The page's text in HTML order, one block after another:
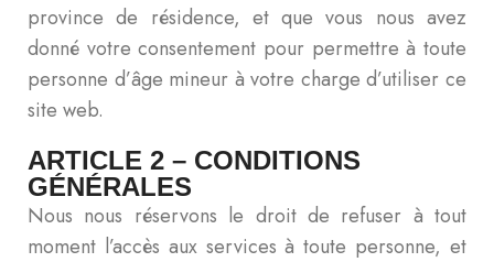
province de résidence, et que vous nous avez
donné votre consentement pour permettre à toute
personne d’âge mineur à votre charge d’utiliser ce
site web.
ARTICLE 2 – CONDITIONS
GÉNÉRALES
Nous nous réservons le droit de refuser à tout
moment l’accès aux services à toute personne, et